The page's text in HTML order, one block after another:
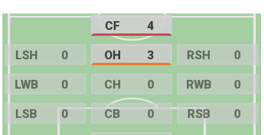
CF 4
LSH 0 OH 3 RSH 0
LWB 0 CH 0 RWB 0
LSB 0 CB 0 RSB 0